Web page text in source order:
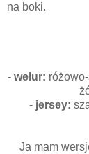
na boki.
- welur:
- jersey:
Ja mam